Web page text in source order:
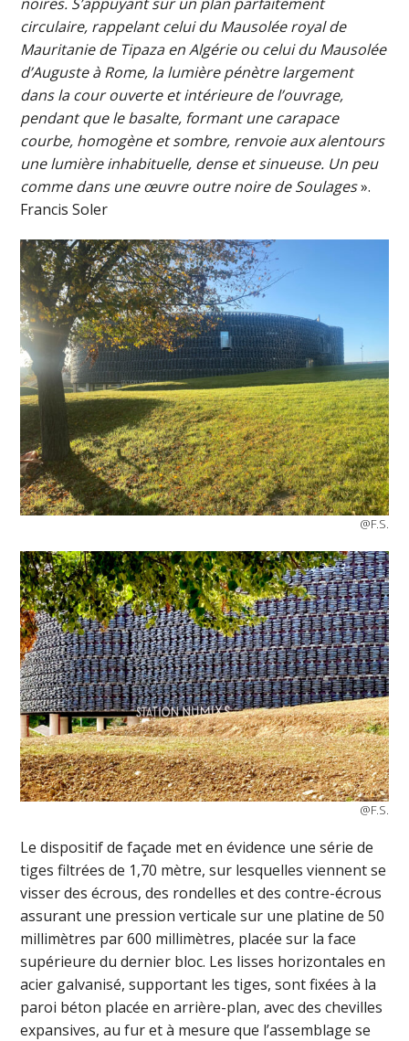
circulaire, rappelant celui du Mausolée royal de
Mauritanie de Tipaza en Algérie ou celui du Mausolée
d’Auguste à Rome, la lumière pénètre largement
dans la cour ouverte et intérieure de l’ouvrage,
pendant que le basalte, formant une carapace
courbe, homogène et sombre, renvoie aux alentours
une lumière inhabituelle, dense et sinueuse. Un peu
comme dans une œuvre outre noire de Soulages».
Francis Soler
@F.S.
@F.S.
Le dispositif de façade met en évidence une série de
tiges filtrées de 1,70 mètre, sur lesquelles viennent se
visser des écrous, des rondelles et des contre-écrous
assurant une pression verticale sur une platine de 50
millimètres par 600 millimètres, placée sur la face
supérieure du dernier bloc. Les lisses horizontales en
acier galvanisé, supportant les tiges, sont fixées à la
paroi béton placée en arrière-plan, avec des chevilles
expansives, au fur et à mesure que l’assemblage se